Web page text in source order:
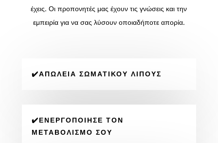
έχεις. Οι προπονητές μας έχουν τις γνώσεις και την
εμπειρία για να σας λύσουν οποιαδήποτε απορία.
✔️ΑΠΏΛΕΙΑ ΣΩΜΑΤΙΚΟΎ ΛΊΠΟΥΣ
✔️ΕΝΕΡΓΟΠΟΊΗΣΕ ΤΟΝ
ΜΕΤΑΒΟΛΙΣΜΌ ΣΟΥ